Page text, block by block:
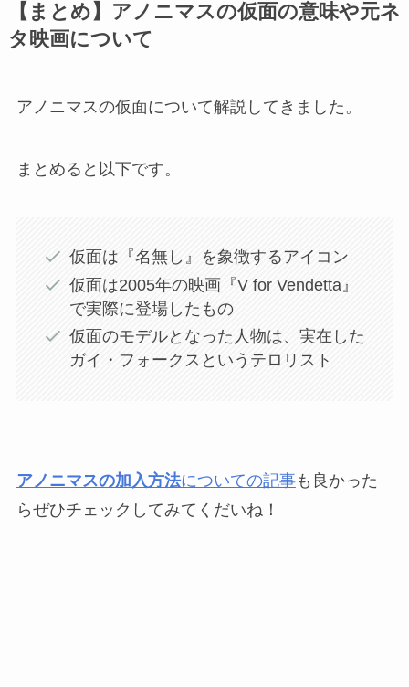
【まとめ】アノニマスの仮面の意味や元ネ
タ映画について
アノニマスの仮面について解説してきました。
まとめると以下です。
仮面は『名無し』を象徴するアイコン
仮面は2005年の映画『V for Vendetta』
で実際に登場したもの
仮面のモデルとなった人物は、実在した
ガイ・フォークスというテロリスト
アノニマスの加入方法についての記事も良かった
らぜひチェックしてみてくだいね！